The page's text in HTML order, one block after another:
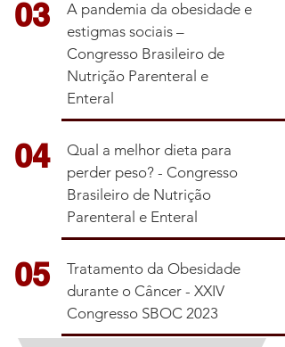
03
A pandemia da obesidade e
estigmas sociais –
Congresso Brasileiro de
Nutrição Parenteral e
Enteral
04
Qual a melhor dieta para
perder peso? - Congresso
Brasileiro de Nutrição
Parenteral e Enteral
05
Tratamento da Obesidade
durante o Câncer - XXIV
Congresso SBOC 2023